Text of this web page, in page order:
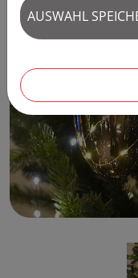
‹
AUSWAHL